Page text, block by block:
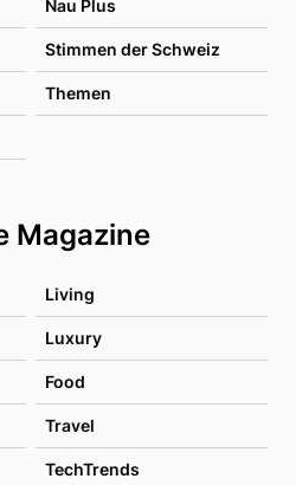
Nau Plus
Stimmen der Schweiz
Themen
Magazine
Living
Luxury
Food
Travel
TechTrends